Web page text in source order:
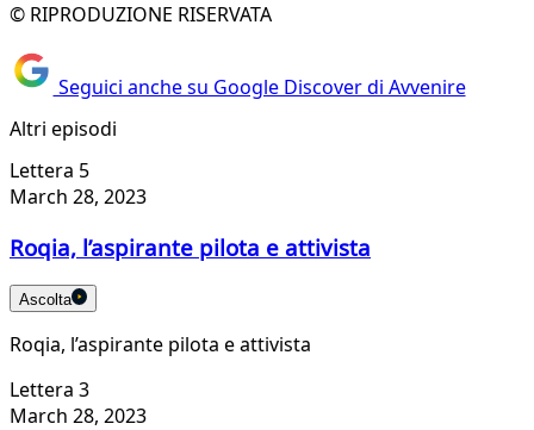
© RIPRODUZIONE RISERVATA
Seguici anche su Google Discover di Avvenire
Altri episodi
Lettera 5
March 28, 2023
Roqia, l’aspirante pilota e attivista
Ascolta
Roqia, l’aspirante pilota e attivista
Lettera 3
March 28, 2023